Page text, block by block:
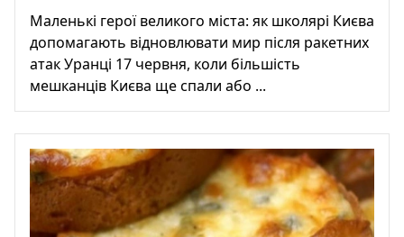
Маленькі герої великого міста: як школярі Києва
допомагають відновлювати мир після ракетних
атак Уранці 17 червня, коли більшість
мешканців Києва ще спали або ...